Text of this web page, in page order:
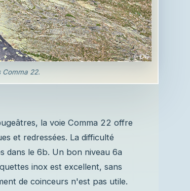
Comma 22.
la voie Comma 22 offre
et redressées. La difficulté
dans le 6b. Un bon niveau 6a
inox est excellent, sans
de coinceurs n'est pas utile.